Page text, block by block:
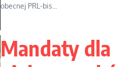
obecnej PRL-bis...
Mandaty dla